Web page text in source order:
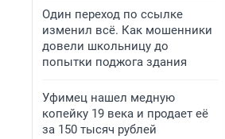
Один переход по ссылке
изменил всё. Как мошенники
довели школьницу до
попытки поджога здания
Уфимец нашел медную
копейку 19 века и продает её
за 150 тысяч рублей